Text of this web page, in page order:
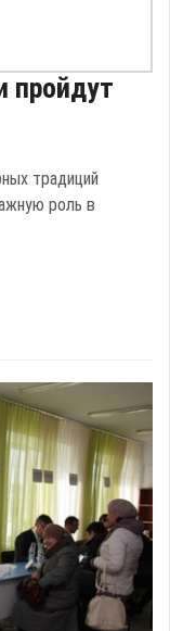
пройдут
традиций
роль в